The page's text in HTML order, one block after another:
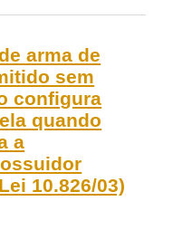
arma de
sem
configura
quando
a
10.826/03)